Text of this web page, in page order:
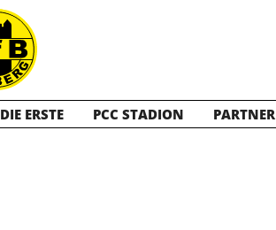
DIE ERSTE PCC STADION PARTNER